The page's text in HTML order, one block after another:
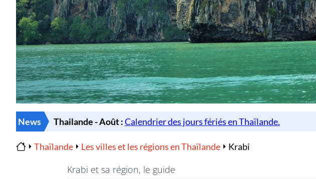
News
Thaïlande Les villes et les régions en Thaïlande Krabi
Krabi et sa région, le guide